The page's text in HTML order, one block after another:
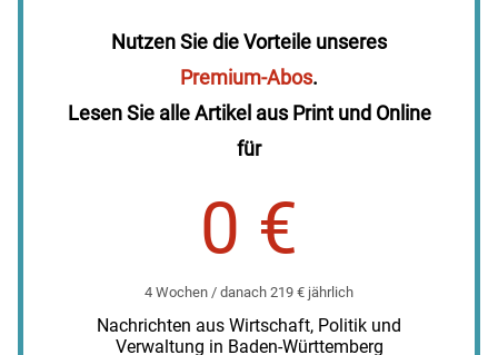
Nutzen Sie die Vorteile unseres
Premium-Abos.
Lesen Sie alle Artikel aus Print und Online
für
0 €
4 Wochen / danach 219 € jährlich
Nachrichten aus Wirtschaft, Politik und
Verwaltung in Baden-Württemberg